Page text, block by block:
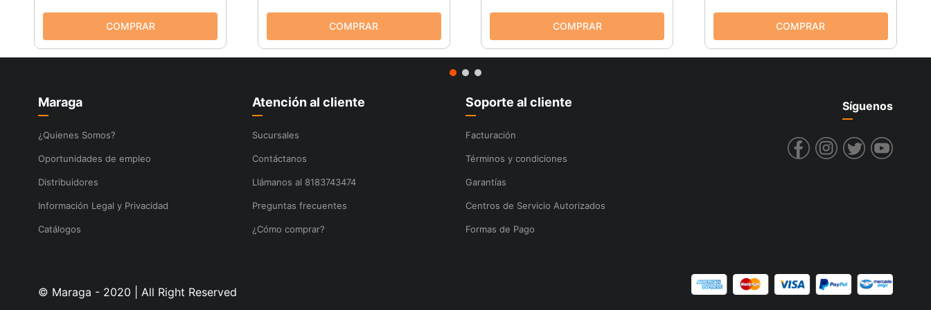
Maraga
¿Quienes Somos?
Oportunidades de empleo
Distribuidores
Información Legal y Privacidad
Catálogos
Atención al cliente
Sucursales
Contáctanos
Llámanos al 8183743474
Preguntas frecuentes
¿Cómo comprar?
Soporte al cliente
Facturación
Términos y condiciones
Garantías
Centros de Servicio Autorizados
Formas de Pago
Síguenos
© Maraga - 2020 | All Right Reserved